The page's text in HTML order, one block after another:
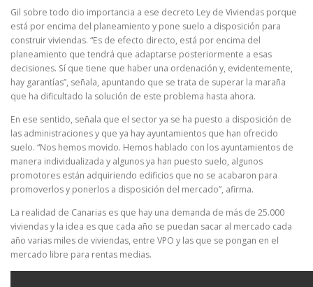
Gil sobre todo dio importancia a ese decreto Ley de Viviendas porque
está por encima del planeamiento y pone suelo a disposición para
construir viviendas. “Es de efecto directo, está por encima del
planeamiento que tendrá que adaptarse posteriormente a esas
decisiones. Sí que tiene que haber una ordenación y, evidentemente,
hay garantías”, señala, apuntando que se trata de superar la maraña
que ha dificultado la solución de este problema hasta ahora.
En ese sentido, señala que el sector ya se ha puesto a disposición de
las administraciones y que ya hay ayuntamientos que han ofrecido
suelo. “Nos hemos movido. Hemos hablado con los ayuntamientos de
manera individualizada y algunos ya han puesto suelo, algunos
promotores están adquiriendo edificios que no se acabaron para
promoverlos y ponerlos a disposición del mercado”, afirma.
La realidad de Canarias es que hay una demanda de más de 25.000
viviendas y la idea es que cada año se puedan sacar al mercado cada
año varias miles de viviendas, entre VPO y las que se pongan en el
mercado libre para rentas medias.